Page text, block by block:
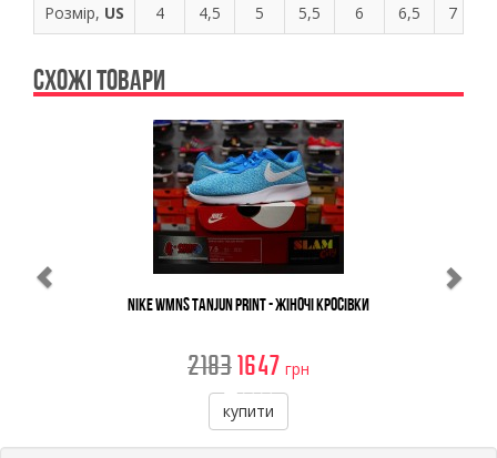
Розмір, US 4 4,5 5 5,5 6 6,5 7
СХОЖІ ТОВАРИ
Nike WMNS Tanjun Print - Жіночі Кросівки
21831647 грн
купити